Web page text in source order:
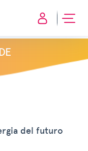
del futuro